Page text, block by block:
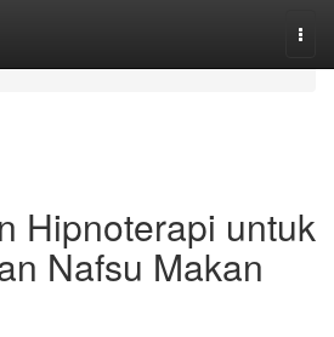
Hipnoterapi untuk
Nafsu Makan